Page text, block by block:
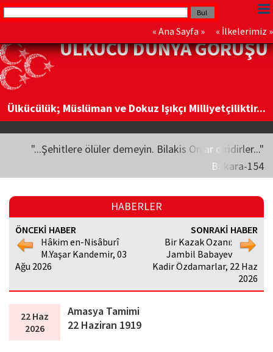
« Ana Sayfa » « İlkelerimiz »
ÜLKÜCÜ DÜNYA GÖRÜŞÜ
Ülkücülük; Müslüman ve Dokuz Işıkçı Milliyetçiliktir...
"...Şehitlere ölüler demeyin. Bilakis Onlar diridirler..."
Bakara-154
HABERLER
ÖNCEKİ HABER
Hâkim en-Nisâburî
M.Yaşar Kandemir, 03
Ağu 2026
SONRAKİ HABER
Bir Kazak Ozanı:
Jambil Babayev
Kadir Özdamarlar, 22 Haz
2026
22 Haz
2026
Amasya Tamimi
22 Haziran 1919